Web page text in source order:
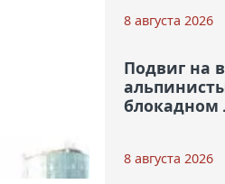
8 августа 2026
Подвиг на
блокадном
8 августа 2026